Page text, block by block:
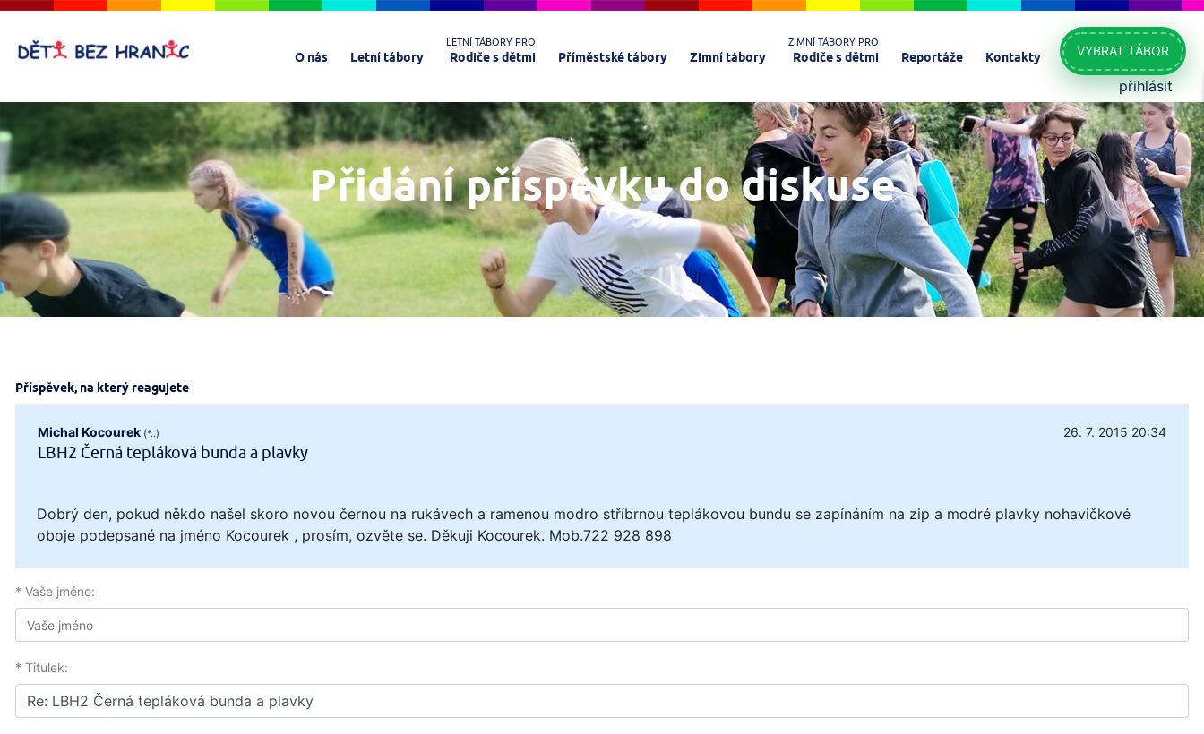
O nás Letní tábory
LETNÍ TÁBORY PRO
Rodiče s dětmi Příměstské tábory Zimní tábory
ZIMNÍ TÁBORY PRO
Rodiče s dětmi Reportáže Kontakty VYBRAT TÁBOR
přihlásit
Přidání příspěvku do diskuse
Příspěvek, na který reagujete
Michal Kocourek (*..) 26. 7. 2015 20:34
LBH2 Černá tepláková bunda a plavky
Dobrý den, pokud někdo našel skoro novou černou na rukávech a ramenou modro stříbrnou teplákovou bundu se zapínáním na zip a modré plavky nohavičkové
oboje podepsané na jméno Kocourek , prosím, ozvěte se. Děkuji Kocourek. Mob.722 928 898
* Vaše jméno:
* Titulek: